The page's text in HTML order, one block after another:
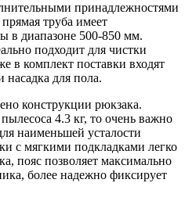
принадлежностями
труба имеет
в диапазоне 500-850 мм.
подходит для чистки
в комплект поставки входят
для пола.
конструкции рюкзака.
4.3 кг, то очень важно
наименьшей усталости
с мягкими подкладками легко
пояс позволяет максимально
более надежно фиксирует